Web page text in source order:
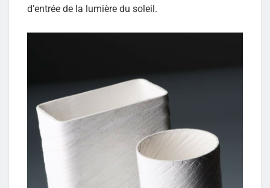
d’entrée de la lumière du soleil.